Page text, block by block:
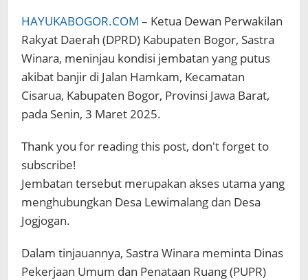
HAYUKABOGOR.COM – Ketua Dewan Perwakilan
Rakyat Daerah (DPRD) Kabupaten Bogor, Sastra
Winara, meninjau kondisi jembatan yang putus
akibat banjir di Jalan Hamkam, Kecamatan
Cisarua, Kabupaten Bogor, Provinsi Jawa Barat,
pada Senin, 3 Maret 2025.
Thank you for reading this post, don't forget to
subscribe!
Jembatan tersebut merupakan akses utama yang
menghubungkan Desa Lewimalang dan Desa
Jogjogan.
Dalam tinjauannya, Sastra Winara meminta Dinas
Pekerjaan Umum dan Penataan Ruang (PUPR)